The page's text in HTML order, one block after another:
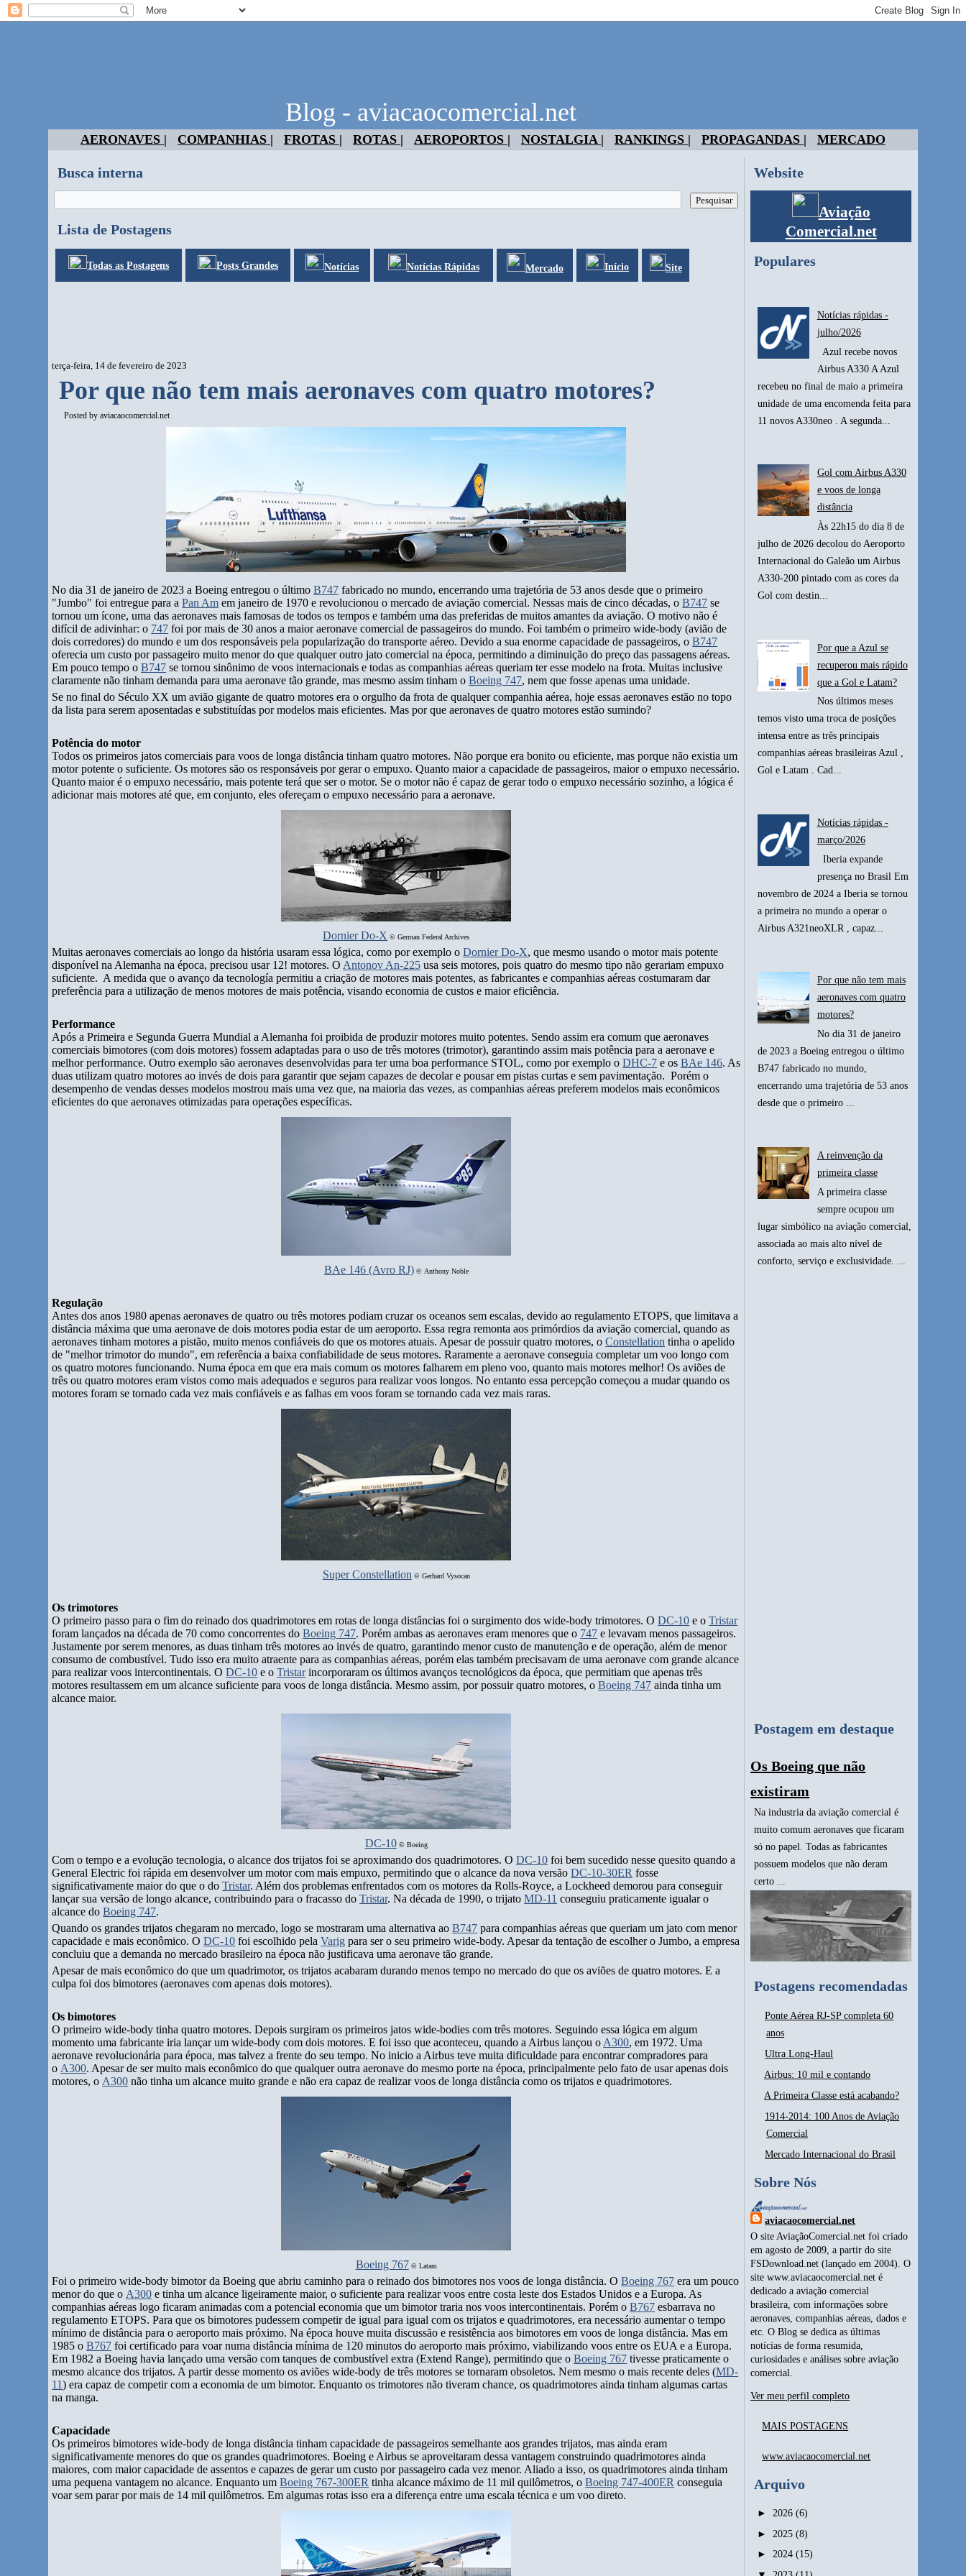
Blog - aviacaocomercial.net
AERONAVES | COMPANHIAS | FROTAS | ROTAS | AEROPORTOS | NOSTALGIA | RANKINGS | PROPAGANDAS | MERCADO
Busca interna
Lista de Postagens
Todas as Postagens Posts Grandes Notícias Notícias Rápidas Mercado Início Site
terça-feira, 14 de fevereiro de 2023
Por que não tem mais aeronaves com quatro motores?
Posted byaviacaocomercial.net
No dia 31 de janeiro de 2023 a Boeing entregou o últimoB747 fabricado no mundo, encerrando uma trajetória de 53 anos desde que o primeiro
"Jumbo" foi entregue para aPan Am em janeiro de 1970 e revolucionou o mercado de aviação comercial. Nessas mais de cinco décadas, oB747 se
tornou um ícone, uma das aeronaves mais famosas de todos os tempos e também uma das preferidas de muitos amantes da aviação. O motivo não é
difícil de adivinhar: o 747 foi por mais de 30 anos a maior aeronave comercial de passageiros do mundo. Foi também o primeiro wide-body (avião de
dois corredores) do mundo e um dos responsáveis pela popularização do transporte aéreo. Devido a sua enorme capacidade de passageiros, oB747
oferecia um custo por passageiro muito menor do que qualquer outro jato comercial na época, permitindo a diminuição do preço das passagens aéreas.
Em pouco tempo oB747 se tornou sinônimo de voos internacionais e todas as companhias aéreas queriam ter esse modelo na frota. Muitas inclusive
claramente não tinham demanda para uma aeronave tão grande, mas mesmo assim tinham oBoeing 747, nem que fosse apenas uma unidade.
Se no final do Século XX um avião gigante de quatro motores era o orgulho da frota de qualquer companhia aérea, hoje essas aeronaves estão no topo
da lista para serem aposentadas e substituídas por modelos mais eficientes. Mas por que aeronaves de quatro motores estão sumindo?
Potência do motor
Todos os primeiros jatos comerciais para voos de longa distância tinham quatro motores. Não porque era bonito ou eficiente, mas porque não existia um
motor potente o suficiente. Os motores são os responsáveis por gerar o empuxo. Quanto maior a capacidade de passageiros, maior o empuxo necessário.
Quanto maior é o empuxo necessário, mais potente terá que ser o motor. Se o motor não é capaz de gerar todo o empuxo necessário sozinho, a lógica é
adicionar mais motores até que, em conjunto, eles ofereçam o empuxo necessário para a aeronave.
Dornier Do-X ©German Federal Archives
Muitas aeronaves comerciais ao longo da história usaram essa lógica, como por exemplo oDornier Do-X, que mesmo usando o motor mais potente
disponível na Alemanha na época, precisou usar 12! motores. O Antonov An-225 usa seis motores, pois quatro do mesmo tipo não gerariam empuxo
suficiente. A medida que o avanço da tecnología permitiu a criação de motores mais potentes, as fabricantes e companhias aéreas costumaram dar
preferência para a utilização de menos motores de mais potência, visando economia de custos e maior eficiência.
Performance
Após a Primeira e Segunda Guerra Mundial a Alemanha foi proibida de produzir motores muito potentes. Sendo assim era comum que aeronaves
comerciais bimotores (com dois motores) fossem adaptadas para o uso de três motores (trimotor), garantindo assim mais potência para a aeronave e
melhor performance. Outro exemplo são aeronaves desenvolvidas para ter uma boa performance STOL, como por exemplo oDHC-7 e osBAe 146. As
duas utilizam quatro motores ao invés de dois para garantir que sejam capazes de decolar e pousar em pistas curtas e sem pavimentação. Porém o
desempenho de vendas desses modelos mostrou mais uma vez que, na maioria das vezes, as companhias aéreas preferem modelos mais econômicos
eficientes do que aeronaves otimizadas para operações específicas.
BAe 146 (Avro RJ)© Anthony Noble
Regulação
Antes dos anos 1980 apenas aeronaves de quatro ou três motores podiam cruzar os oceanos sem escalas, devido ao regulamento ETOPS, que limitava a
distância máxima que uma aeronave de dois motores podia estar de um aeroporto. Essa regra remonta aos primórdios da aviação comercial, quando as
aeronaves tinham motores a pistão, muito menos confiáveis do que os motores atuais. Apesar de possuir quatro motores, oConstellation tinha o apelido
de "melhor trimotor do mundo", em referência a baixa confiabilidade de seus motores. Raramente a aeronave conseguia completar um voo longo com
os quatro motores funcionando. Numa época em que era mais comum os motores falharem em pleno voo, quanto mais motores melhor! Os aviões de
três ou quatro motores eram vistos como mais adequados e seguros para realizar voos longos. No entanto essa percepção começou a mudar quando os
motores foram se tornado cada vez mais confiáveis e as falhas em voos foram se tornando cada vez mais raras.
Super Constellation © Gerhard Vysocan
Os trimotores
O primeiro passo para o fim do reinado dos quadrimotores em rotas de longa distâncias foi o surgimento dos wide-body trimotores. ODC-10 e oTristar
foram lançados na década de 70 como concorrentes doBoeing 747. Porém ambas as aeronaves eram menores que o 747 e levavam menos passageiros.
Justamente por serem menores, as duas tinham três motores ao invés de quatro, garantindo menor custo de manutenção e de operação, além de menor
consumo de combustível. Tudo isso era muito atraente para as companhias aéreas, porém elas também precisavam de uma aeronave com grande alcance
para realizar voos intercontinentais. ODC-10 e oTristarincorporaram os últimos avanços tecnológicos da época, que permitiam que apenas três
motores resultassem em um alcance suficiente para voos de longa distância. Mesmo assim, por possuir quatro motores, oBoeing 747 ainda tinha um
alcance maior.
DC-10© Boeing
Com o tempo e a evolução tecnologia, o alcance dos trijatos foi se aproximando dos quadrimotores. ODC-10 foi bem sucedido nesse quesito quando a
General Electric foi rápida em desenvolver um motor com mais empuxo, permitindo que o alcance da nova versãoDC-10-30ER fosse
significativamente maior do que o doTristar. Além dos problemas enfrentados com os motores da Rolls-Royce, a Lockheed demorou para conseguir
lançar sua versão de longo alcance, contribuindo para o fracasso doTristar. Na década de 1990, o trijatoMD-11 conseguiu praticamente igualar o
alcance doBoeing 747.
Quando os grandes trijatos chegaram no mercado, logo se mostraram uma alternativa aoB747 para companhias aéreas que queriam um jato com menor
capacidade e mais econômico. ODC-10 foi escolhido pelaVarig para ser o seu primeiro wide-body. Apesar da tentação de escolher o Jumbo, a empresa
concluiu que a demanda no mercado brasileiro na época não justificava uma aeronave tão grande.
Apesar de mais econômico do que um quadrimotor, os trijatos acabaram durando menos tempo no mercado do que os aviões de quatro motores. E a
culpa foi dos bimotores (aeronaves com apenas dois motores).
Os bimotores
O primeiro wide-body tinha quatro motores. Depois surgiram os primeiros jatos wide-bodies com três motores. Seguindo essa lógica em algum
momento uma fabricante iria lançar um wide-body com dois motores. E foi isso que aconteceu, quando a Airbus lançou o A300, em 1972. Uma
aeronave revolucionária para época, mas talvez a frente do seu tempo. No inicio a Airbus teve muita dificuldade para encontrar compradores para
o A300. Apesar de ser muito mais econômico do que qualquer outra aeronave do mesmo porte na época, principalmente pelo fato de usar apenas dois
motores, o A300 não tinha um alcance muito grande e não era capaz de realizar voos de longa distância como os trijatos e quadrimotores.
Boeing 767 © Latam
Foi o primeiro wide-body bimotor da Boeing que abriu caminho para o reinado dos bimotores nos voos de longa distância. OBoeing 767 era um pouco
menor do que o A300 e tinha um alcance ligeiramente maior, o suficiente para realizar voos entre costa leste dos Estados Unidos e a Europa. As
companhias aéreas logo ficaram animadas com a potencial economia que um bimotor traria nos voos intercontinentais. Porém oB767 esbarrava no
regulamento ETOPS. Para que os bimotores pudessem competir de igual para igual com os trijatos e quadrimotores, era necessário aumentar o tempo
mínimo de distância para o aeroporto mais próximo. Na época houve muita discussão e resistência aos bimotores em voos de longa distância. Mas em
1985 oB767 foi certificado para voar numa distância mínima de 120 minutos do aeroporto mais próximo, viabilizando voos entre os EUA e a Europa.
Em 1982 a Boeing havia lançado uma versão com tanques de combustível extra (Extend Range), permitindo que oBoeing 767 tivesse praticamente o
mesmo alcance dos trijatos. A partir desse momento os aviões wide-body de três motores se tornaram obsoletos. Nem mesmo o mais recente deles (MD-
11) era capaz de competir com a economia de um bimotor. Enquanto os trimotores não tiveram chance, os quadrimotores ainda tinham algumas cartas
na manga.
Capacidade
Os primeiros bimotores wide-body de longa distância tinham capacidade de passageiros semelhante aos grandes trijatos, mas ainda eram
significativamente menores do que os grandes quadrimotores. Boeing e Airbus se aproveitaram dessa vantagem construindo quadrimotores ainda
maiores, com maior capacidade de assentos e capazes de gerar um custo por passageiro cada vez menor. Aliado a isso, os quadrimotores ainda tinham
uma pequena vantagem no alcance. Enquanto umBoeing 767-300ER tinha alcance máximo de 11 mil quilômetros, oBoeing 747-400ER conseguia
voar sem parar por mais de 14 mil quilômetros. Em algumas rotas isso era a diferença entre uma escala técnica e um voo direto.
Website
Aviação
Comercial.net
Populares
Notícias rápidas -
julho/2026
Azul recebe novos
Airbus A330 A Azul
recebeu no final de maio a primeira
unidade de uma encomenda feita para
11 novos A330neo . A segunda...
Gol com Airbus A330
e voos de longa
distância
Às 22h15 do dia 8 de
julho de 2026 decolou do Aeroporto
Internacional do Galeão um Airbus
A330-200 pintado com as cores da
Gol com destin...
Por que a Azul se
recuperou mais rápido
que a Gol e Latam?
Nos últimos meses
temos visto uma troca de posições
intensa entre as três principais
companhias aéreas brasileiras Azul ,
Gol e Latam . Cad...
Notícias rápidas -
março/2026
Iberia expande
presença no Brasil Em
novembro de 2024 a Iberia se tornou
a primeira no mundo a operar o
Airbus A321neoXLR , capaz...
Por que não tem mais
aeronaves com quatro
motores?
No dia 31 de janeiro
de 2023 a Boeing entregou o último
B747 fabricado no mundo,
encerrando uma trajetória de 53 anos
desde que o primeiro ...
A reinvenção da
primeira classe
A primeira classe
sempre ocupou um
lugar simbólico na aviação comercial,
associada ao mais alto nível de
conforto, serviço e exclusividade. ...
Postagem em destaque
Os Boeing que não
existiram
Na industria da aviação comercial é
muito comum aeronaves que ficaram
só no papel. Todas as fabricantes
possuem modelos que não deram
certo ...
Postagens recomendadas
Ponte Aérea RJ-SP completa 60
anos
Ultra Long-Haul
Airbus: 10 mil e contando
A Primeira Classe está acabando?
1914-2014: 100 Anos de Aviação
Comercial
Mercado Internacional do Brasil
Sobre Nós
aviacaocomercial.net
O site AviaçãoComercial.net foi criado
em agosto de 2009, a partir do site
FSDownload.net (lançado em 2004). O
site www.aviacaocomercial.net é
dedicado a aviação comercial
brasileira, com informações sobre
aeronaves, companhias aéreas, dados e
etc. O Blog se dedica as últimas
notícias de forma resumida,
curiosidades e análises sobre aviação
comercial.
Ver meu perfil completo
MAIS POSTAGENS
www.aviacaocomercial.net
Arquivo
► 2026(6)
► 2025(8)
► 2024(15)